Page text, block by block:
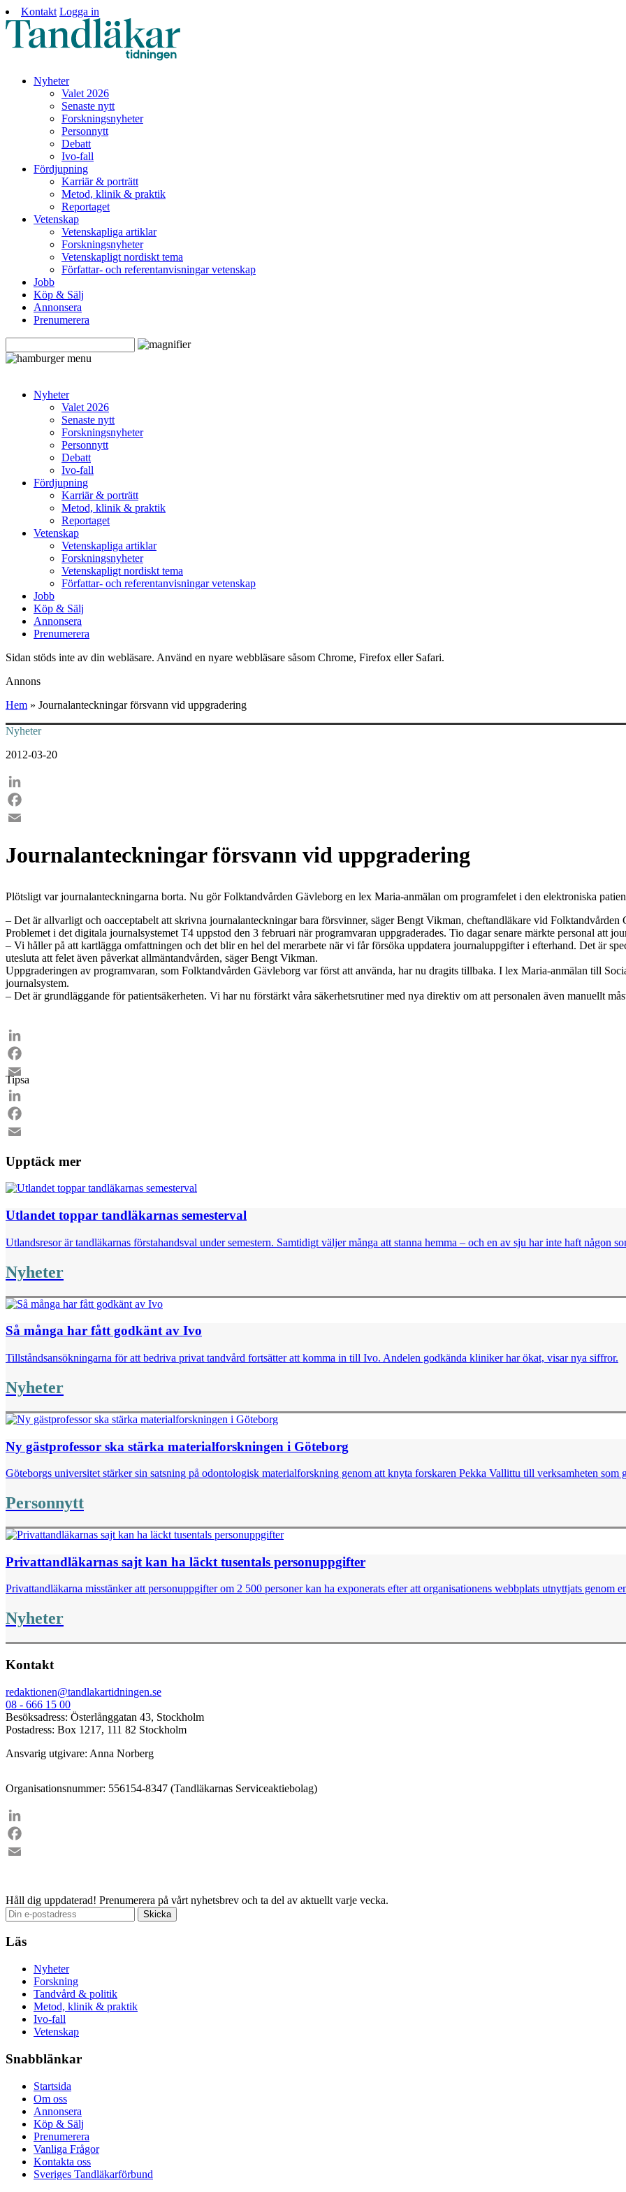
Kontakt Logga in
Nyheter
Valet 2026
Senaste nytt
Forskningsnyheter
Personnytt
Debatt
Ivo-fall
Fördjupning
Karriär & porträtt
Metod, klinik & praktik
Reportaget
Vetenskap
Vetenskapliga artiklar
Forskningsnyheter
Vetenskapligt nordiskt tema
Författar- och referentanvisningar vetenskap
Jobb
Köp & Sälj
Annonsera
Prenumerera
Nyheter
Valet 2026
Senaste nytt
Forskningsnyheter
Personnytt
Debatt
Ivo-fall
Fördjupning
Karriär & porträtt
Metod, klinik & praktik
Reportaget
Vetenskap
Vetenskapliga artiklar
Forskningsnyheter
Vetenskapligt nordiskt tema
Författar- och referentanvisningar vetenskap
Jobb
Köp & Sälj
Annonsera
Prenumerera
Sidan stöds inte av din webläsare. Använd en nyare webbläsare såsom Chrome, Firefox eller Safari.
Annons
Hem » Journalanteckningar försvann vid uppgradering
Nyheter
2012-03-20
LinkedIn
Facebook
Journalanteckningar försvann vid uppgradering
Plötsligt var journalanteckningarna borta. Nu gör Folktandvården Gävleborg en lex Maria-anmälan om programfelet i den elektroniska
– Det är allvarligt och oacceptabelt att skrivna journalanteckningar bara försvinner, säger Bengt Vikman, cheftandläkare vid Folktandvården
Problemet i det digitala journalsystemet T4 uppstod den 3 februari när programvaran uppgraderades. Tio dagar senare märkte personal att
– Vi håller på att kartlägga omfattningen och det blir en hel del merarbete när vi får försöka uppdatera journaluppgifter i efterhand. Det är
utesluta att felet även påverkat allmäntandvården, säger Bengt Vikman.
Uppgraderingen av programvaran, som Folktandvården Gävleborg var först att använda, har nu dragits tillbaka. I lex Maria-anmälan till
journalsystem.
– Det är grundläggande för patientsäkerheten. Vi har nu förstärkt våra säkerhetsrutiner med nya direktiv om att personalen även manuellt
LinkedIn
Facebook
Email
Tipsa
LinkedIn
Facebook
Upptäck mer
Utlandet toppar tandläkarnas semesterval
Utlandsresor är tandläkarnas förstahandsval under semestern. Samtidigt väljer många att stanna hemma – och en av sju har inte haft någon
Nyheter
Så många har fått godkänt av Ivo
Tillståndsansökningarna för att bedriva privat tandvård fortsätter att komma in till Ivo. Andelen godkända kliniker har ökat, visar nya siffror.
Nyheter
Ny gästprofessor ska stärka materialforskningen i Göteborg
Göteborgs universitet stärker sin satsning på odontologisk materialforskning genom att knyta forskaren Pekka Vallittu till verksamheten som
Personnytt
Privattandläkarnas sajt kan ha läckt tusentals personuppgifter
Privattandläkarna misstänker att personuppgifter om 2 500 personer kan ha exponerats efter att organisationens webbplats utnyttjats genom
Nyheter
Kontakt
redaktionen@tandlakartidningen.se
08 - 666 15 00
Besöksadress: Österlånggatan 43, Stockholm
Postadress: Box 1217, 111 82 Stockholm
Ansvarig utgivare: Anna Norberg
Organisationsnummer: 556154-8347 (Tandläkarnas Serviceaktiebolag)
LinkedIn
Facebook
Håll dig uppdaterad! Prenumerera på vårt nyhetsbrev och ta del av aktuellt varje vecka.
Läs
Nyheter
Forskning
Tandvård & politik
Metod, klinik & praktik
Ivo-fall
Vetenskap
Snabblänkar
Startsida
Om oss
Annonsera
Köp & Sälj
Prenumerera
Vanliga Frågor
Kontakta oss
Sveriges Tandläkarförbund